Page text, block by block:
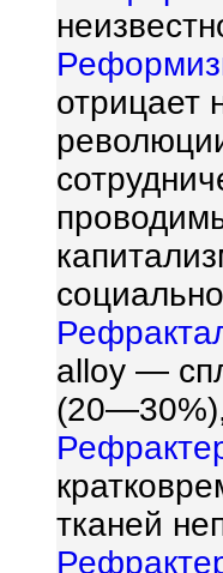
отрицает
alloy —
тканей